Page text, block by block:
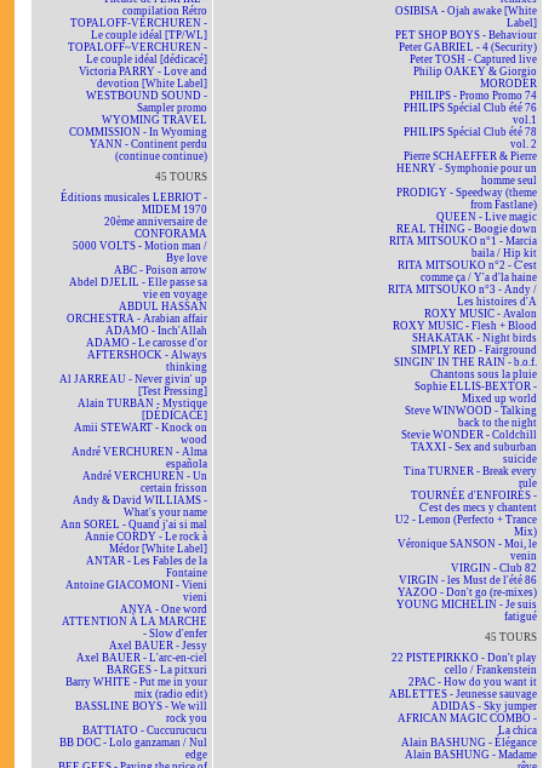
compilation Rétro
TOPALOFF-VERCHUREN -
Le couple idéal [TP/WL]
TOPALOFF~VERCHUREN -
Le couple idéal [dédicacé]
Victoria PARRY - Love and
devotion [White Label]
WESTBOUND SOUND -
Sampler promo
WYOMING TRAVEL
COMMISSION - In Wyoming
YANN - Continent perdu
(continue continue)
45 TOURS
Éditions musicales LEBRIOT -
MIDEM 1970
20ème anniversaire de
CONFORAMA
5000 VOLTS - Motion man /
Bye love
ABC - Poison arrow
Abdel DJELIL - Elle passe sa
vie en voyage
ABDUL HASSAN
ORCHESTRA - Arabian affair
ADAMO - Inch'Allah
ADAMO - Le carosse d'or
AFTERSHOCK - Always
thinking
Al JARREAU - Never givin' up
[Test Pressing]
Alain TURBAN - Mystique
[DÉDICACÉ]
Amii STEWART - Knock on
wood
André VERCHUREN - Alma
española
André VERCHUREN - Un
certain frisson
Andy & David WILLIAMS -
What's your name
Ann SOREL - Quand j'ai si mal
Annie CORDY - Le rock à
Médor [White Label]
ANTAR - Les Fables de la
Fontaine
Antoine GIACOMONI - Vieni
vieni
ANYA - One word
ATTENTION À LA MARCHE
- Slow d'enfer
Axel BAUER - Jessy
Axel BAUER - L'arc-en-ciel
BARGES - La pitxuri
Barry WHITE - Put me in your
mix (radio edit)
BASSLINE BOYS - We will
rock you
BATTIATO - Cuccurucucu
BB DOC - Lolo ganzaman / Nul
edge
OSIBISA - Ojah awake [White
Label]
PET SHOP BOYS - Behaviour
Peter GABRIEL - 4 (Security)
Peter TOSH - Captured live
Philip OAKEY & Giorgio
MORODER
PHILIPS - Promo Promo 74
PHILIPS Spécial Club été 76
vol.1
PHILIPS Spécial Club été 78
vol. 2
Pierre SCHAEFFER & Pierre
HENRY - Symphonie pour un
homme seul
PRODIGY - Speedway (theme
from Fastlane)
QUEEN - Live magic
REAL THING - Boogie down
RITA MITSOUKO n°1 - Marcia
baila / Hip kit
RITA MITSOUKO n°2 - C'est
comme ça / Y'a d'la haine
RITA MITSOUKO n°3 - Andy /
Les histoires d'A
ROXY MUSIC - Avalon
ROXY MUSIC - Flesh + Blood
SHAKATAK - Night birds
SIMPLY RED - Fairground
SINGIN' IN THE RAIN - b.o.f.
Chantons sous la pluie
Sophie ELLIS-BEXTOR -
Mixed up world
Steve WINWOOD - Talking
back to the night
Stevie WONDER - Coldchill
TAXXI - Sex and suburban
suicide
Tina TURNER - Break every
rule
TOURNÉE d'ENFOIRÉS -
C'est des mecs y chantent
U2 - Lemon (Perfecto + Trance
Mix)
Véronique SANSON - Moi, le
venin
VIRGIN - Club 82
VIRGIN - les Must de l'été 86
YAZOO - Don't go (re-mixes)
YOUNG MICHELIN - Je suis
fatigué
45 TOURS
22 PISTEPIRKKO - Don't play
cello / Frankenstein
2PAC - How do you want it
ABLETTES - Jeunesse sauvage
ADIDAS - Sky jumper
AFRICAN MAGIC COMBO -
La chica
Alain BASHUNG - Élégance
Alain BASHUNG - Madame